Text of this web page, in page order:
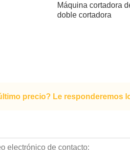
Máquina cortadora
doble cortadora
precio? Le responderemos